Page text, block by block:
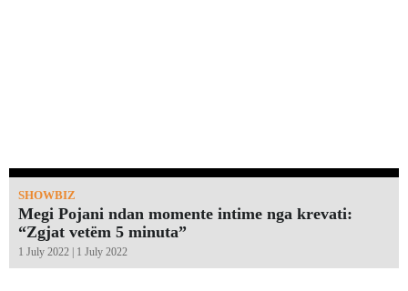
SHOWBIZ
Megi Pojani ndan momente intime nga krevati:
“Zgjat vetëm 5 minuta”￼
1 July 2022 | 1 July 2022